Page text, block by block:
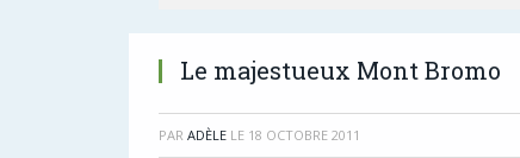
Le majestueux Mont Bromo
PAR ADÈLE LE 18 OCTOBRE 2011